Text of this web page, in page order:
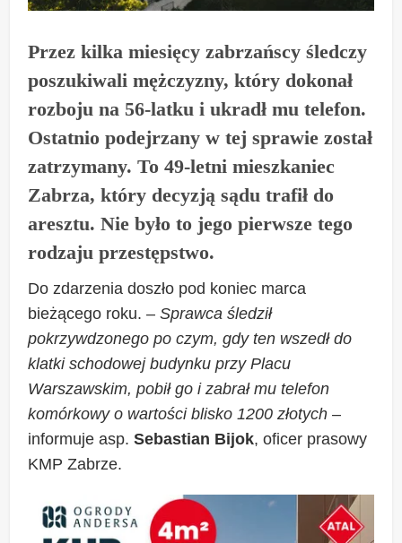
Przez kilka miesięcy zabrzańscy śledczy
poszukiwali mężczyzny, który dokonał
rozboju na 56-latku i ukradł mu telefon.
Ostatnio podejrzany w tej sprawie został
zatrzymany. To 49-letni mieszkaniec
Zabrza, który decyzją sądu trafił do
aresztu. Nie było to jego pierwsze tego
rodzaju przestępstwo.
Do zdarzenia doszło pod koniec marca
bieżącego roku. –Sprawca śledził
pokrzywdzonego po czym, gdy ten wszedł do
klatki schodowej budynku przy Placu
Warszawskim, pobił go i zabrał mu telefon
komórkowy o wartości blisko 1200 złotych –
informuje asp.Sebastian Bijok, oficer prasowy
KMP Zabrze.